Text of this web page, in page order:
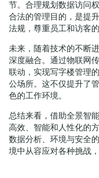
节。合理规划数据访问
合法的管理目的，是提
法规，尊重员工和访客
未来，随着技术的不断
深度融合。通过物联网
联动，实现写字楼管理
公场所。这不仅提升了
色的工作环境。
总结来看，借助全景智
高效、智能和人性化的
数据分析、环境与安全
境中从容应对各种挑战